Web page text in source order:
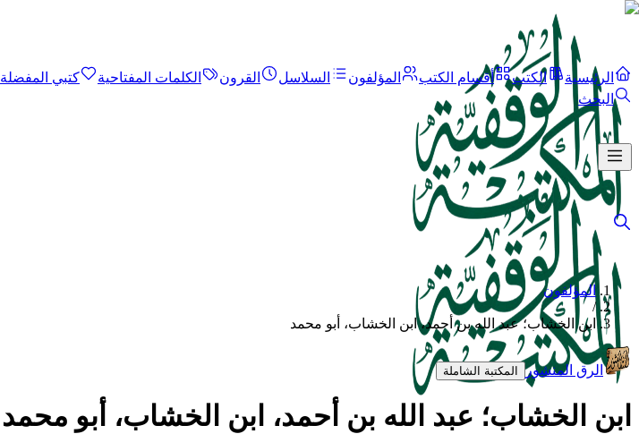
الرئيسية الكتب أقسام الكتب المؤلفون السلاسل القرون الكلمات المفتاحية
كتبي المفضلة
البحث
المؤلفون
/
ابن الخشاب؛ عبد الله بن أحمد، ابن الخشاب، أبو محمد
الرق المنشور المكتبة الشاملة
ابن الخشاب؛ عبد الله بن أحمد، ابن الخشاب، أبو محمد